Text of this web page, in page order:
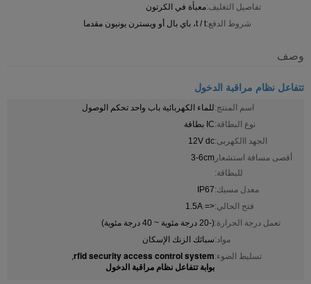
تفاصيل التغليف:معبأة في الكرتون
شروط الدفع:t / t، باي بال أو ويسترن يونيون مقدما
وصف
تتفاعل نظام مراقبة الدخول
اسم المنتج:للماء الكهربائية باب واحد تحكم الوصول
نوع البطاقة:IC بطاقة
الجهد االكهربى:12V dc
أقصى مسافة استشعار
للبطاقة:
3-6cm
معدل مسيك:IP67
فتح الحالي:<= 1.5A
تعمل درجة الحرارة:(-20 درجة مئوية ~ 40 درجة مئوية)
مواد:سبائك الزنك الإسكان
تسليط الضوء:rfid security access control system
,
بوابة تتفاعل نظام مراقبة الدخول